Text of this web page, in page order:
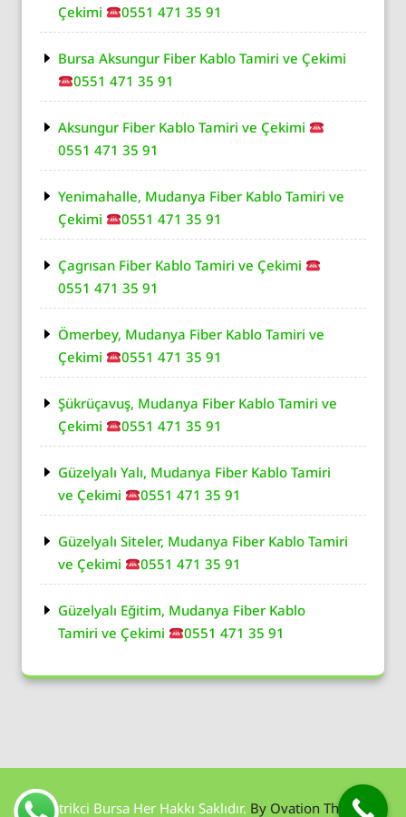
Çekimi
0551 471 35 91
Bursa Aksungur Fiber Kablo Tamiri ve Çekimi
0551 471 35 91
Aksungur Fiber Kablo Tamiri ve Çekimi
0551 471 35 91
Yenimahalle, Mudanya Fiber Kablo Tamiri ve
Çekimi
0551 471 35 91
Çagrısan Fiber Kablo Tamiri ve Çekimi
0551 471 35 91
Ömerbey, Mudanya Fiber Kablo Tamiri ve
Çekimi
0551 471 35 91
Şükrüçavuş, Mudanya Fiber Kablo Tamiri ve
Çekimi
0551 471 35 91
Güzelyalı Yalı, Mudanya Fiber Kablo Tamiri
ve Çekimi
0551 471 35 91
Güzelyalı Siteler, Mudanya Fiber Kablo Tamiri
ve Çekimi
0551 471 35 91
Güzelyalı Eğitim, Mudanya Fiber Kablo
Tamiri ve Çekimi
0551 471 35 91
Elektrikci Bursa Her Hakkı Saklıdır. By Ovation Themes